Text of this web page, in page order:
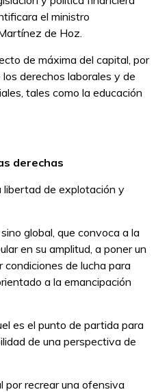
el ministro
de Hoz.
de máxima del capital, por
derechos laborales y de
tales como la educación
derechas
libertad de explotación y
global, que convoca a la
en su amplitud, a poner un
de lucha para
a la emancipación
es el punto de partida para
de una perspectiva de
por recrear una ofensiva